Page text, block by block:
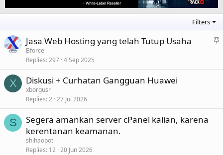
Filters
S
c
Jasa Web Hosting yang telah Tutup Usaha
Bforce
Replies 297 4 Sep 2025
X Diskusi + Curhatan Gangguan Huawei
xborgusr
Replies 2 27 Jul 2026
S
Segera amankan server cPanel kalian, karena
kerentanan keamanan.
shihaobot
Replies 12 20 Jun 2026